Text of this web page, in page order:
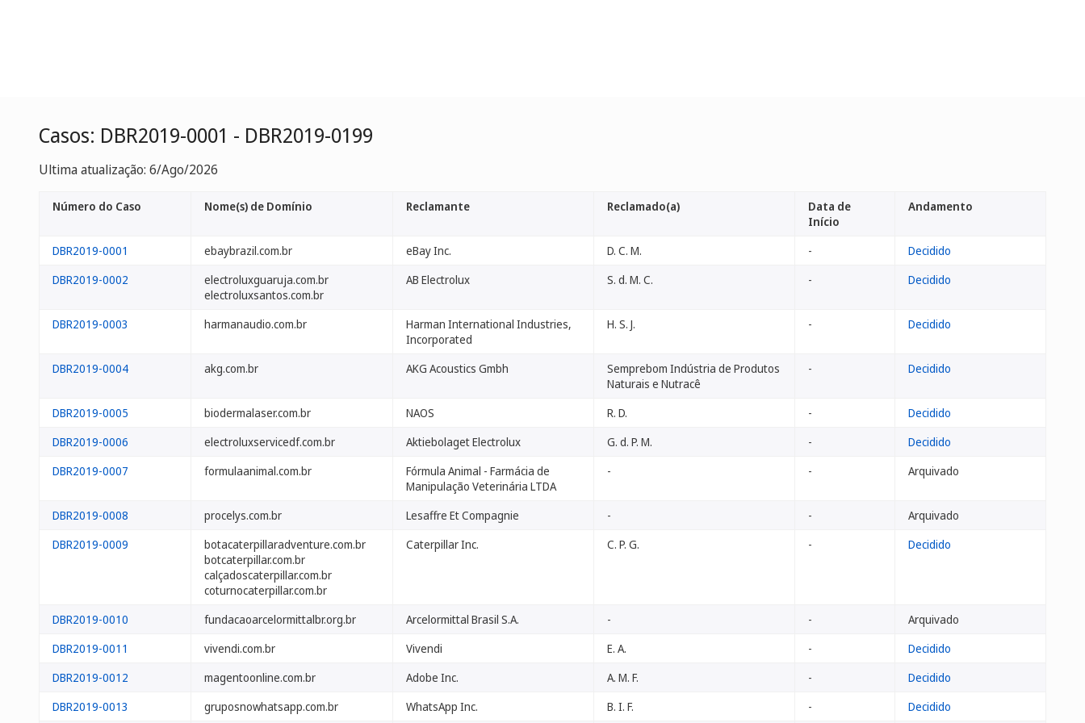
Casos: DBR2019-0001 - DBR2019-0199
Ultima atualização: 6/Ago/2026
Número do Caso Nome(s) de Domínio Reclamante Reclamado(a)
Data de
Início
Andamento
DBR2019-0001 ebaybrazil.com.br eBay Inc. D. C. M. -
Decidido
DBR2019-0002
electroluxguaruja.com.br
electroluxsantos.com.br
AB Electrolux S. d. M. C. - Decidido
DBR2019-0003 harmanaudio.com.br
Harman International Industries,
Incorporated
H. S. J. - Decidido
DBR2019-0004 akg.com.br AKG Acoustics Gmbh
Semprebom Indústria de Produtos
Naturais e Nutracê
- Decidido
DBR2019-0005 biodermalaser.com.br NAOS R. D. -
Decidido
DBR2019-0006
electroluxservicedf.com.br Aktiebolaget Electrolux G. d. P. M. -
Decidido
DBR2019-0007
formulaanimal.com.br
Fórmula Animal - Farmácia de
Manipulação Veterinária LTDA
- - Arquivado
DBR2019-0008 procelys.com.br Lesaffre Et Compagnie - -
Arquivado
DBR2019-0009
botacaterpillaradventure.com.br
botcaterpillar.com.br
calçadoscaterpillar.com.br
coturnocaterpillar.com.br
Caterpillar Inc. C. P. G. - Decidido
DBR2019-0010 fundacaoarcelormittalbr.org.br Arcelormittal Brasil S.A. - -
Arquivado
DBR2019-0011
vivendi.com.br Vivendi E. A. -
Decidido
DBR2019-0012
magentoonline.com.br Adobe Inc. A. M. F. -
Decidido
DBR2019-0013
gruposnowhatsapp.com.br WhatsApp Inc. B. I. F. - Decidido